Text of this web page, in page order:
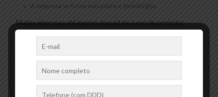
A empresa se torne inovadora e tecnológica.
Muitas empresas até mesmo descartam o uso de currículos
impressos, utilizando questionários e formulários em seus